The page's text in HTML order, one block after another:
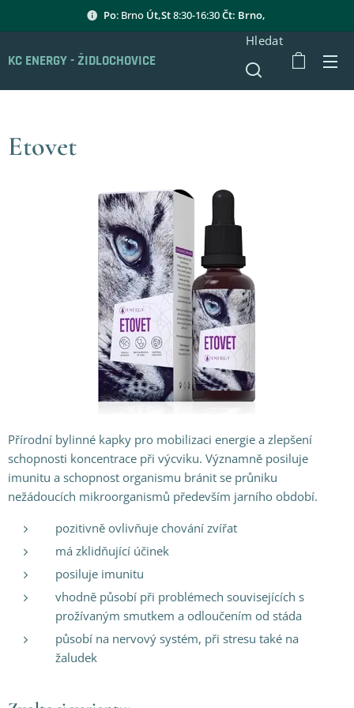
Po: Brno Út,St8:30-16:30Čt: Brno,
KC ENERGY - ŽIDLOCHOVICE
Hledat
Etovet
Přírodní bylinné kapky pro mobilizaci energie a zlepšení
schopnosti koncentrace při výcviku. Významně posiluje
imunitu a schopnost organismu bránit se průniku
nežádoucích mikroorganismů především jarního období.
pozitivně ovlivňuje chování zvířat
má zklidňující účinek
posiluje imunitu
vhodně působí při problémech souvisejících s
prožívaným smutkem a odloučením od stáda
působí na nervový systém, při stresu také na
žaludek